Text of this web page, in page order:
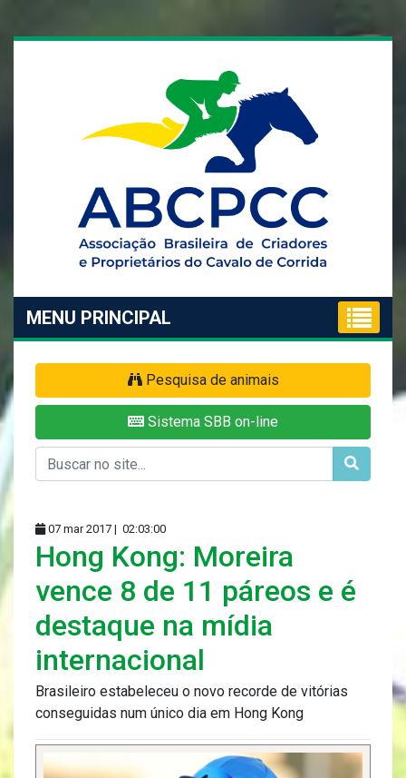
MENU PRINCIPAL
Pesquisa de animais
Sistema SBB on-line
07 mar 2017 | 02:03:00
Hong Kong: Moreira
vence 8 de 11 páreos e é
destaque na mídia
internacional
Brasileiro estabeleceu o novo recorde de vitórias
conseguidas num único dia em Hong Kong